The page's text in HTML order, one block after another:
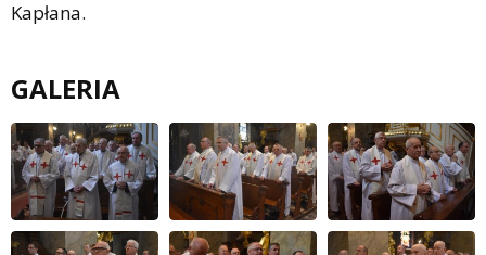
Kapłana.
GALERIA